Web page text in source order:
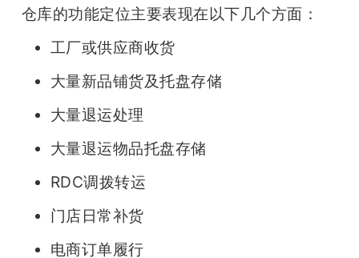
仓库的功能定位主要表现在以下几个方面：
工厂或供应商收货
大量新品铺货及托盘存储
大量退运处理
大量退运物品托盘存储
RDC调拨转运
门店日常补货
电商订单履行